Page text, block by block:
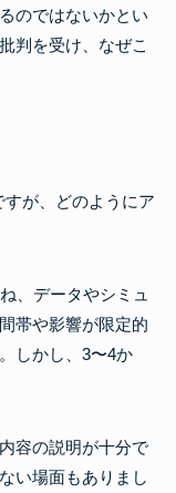
のではないかとい
判を受け、なぜこ
が、どのようにア
、データやシミュ
帯や影響が限定的
しかし、3〜4か
容の説明が十分で
い場面もありまし